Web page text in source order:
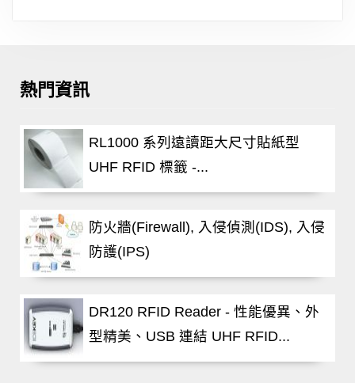
熱門資訊
RL1000 系列遠讀距大尺寸貼紙型
UHF RFID 標籤 -...
防火牆(Firewall), 入侵偵測(IDS), 入侵
防護(IPS)
DR120 RFID Reader - 性能優異、外
型精美、USB 連結 UHF RFID...